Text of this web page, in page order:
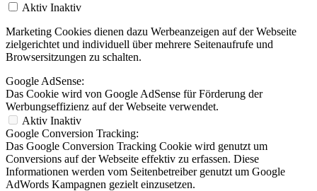
Aktiv Inaktiv
Marketing Cookies dienen dazu Werbeanzeigen auf der Webseite
zielgerichtet und individuell über mehrere Seitenaufrufe und
Browsersitzungen zu schalten.
Google AdSense:
Das Cookie wird von Google AdSense für Förderung der
Werbungseffizienz auf der Webseite verwendet.
Aktiv Inaktiv
Google Conversion Tracking:
Das Google Conversion Tracking Cookie wird genutzt um
Conversions auf der Webseite effektiv zu erfassen. Diese
Informationen werden vom Seitenbetreiber genutzt um Google
AdWords Kampagnen gezielt einzusetzen.